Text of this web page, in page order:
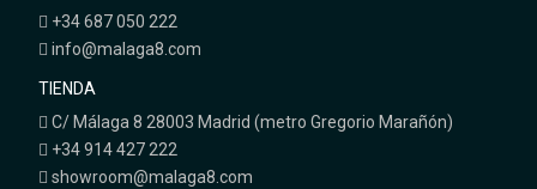
+34 687 050 222
info@malaga8.com
TIENDA
C/ Málaga 8 28003 Madrid (metro Gregorio Marañón)
+34 914 427 222
showroom@malaga8.com